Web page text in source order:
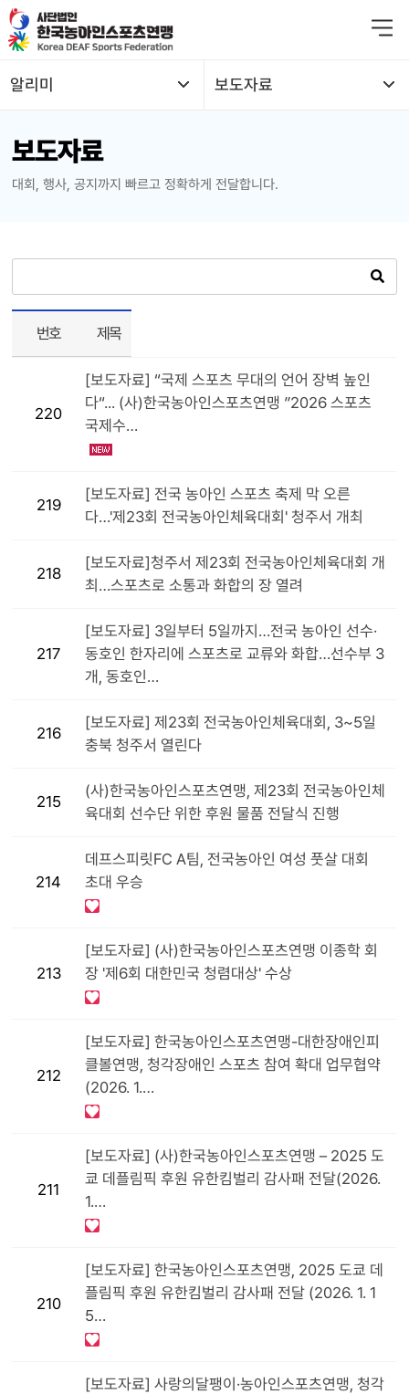
본문 바로가기
열기
열기
열기
알리미 보도자료
보도자료
대회, 행사, 공지까지 빠르고 정확하게 전달합니다.
번호 제목
220
[보도자료] “국제 스포츠 무대의 언어 장벽 높인
다“... (사)한국농아인스포츠연맹 ”2026 스포츠
국제수…
219
[보도자료] 전국 농아인 스포츠 축제 막 오른
다…'제23회 전국농아인체육대회' 청주서 개최
218
[보도자료]청주서 제23회 전국농아인체육대회 개
최…스포츠로 소통과 화합의 장 열려
217
[보도자료] 3일부터 5일까지…전국 농아인 선수·
동호인 한자리에 스포츠로 교류와 화합…선수부 3
개, 동호인…
216
[보도자료] 제23회 전국농아인체육대회, 3~5일
충북 청주서 열린다
215
(사)한국농아인스포츠연맹, 제23회 전국농아인체
육대회 선수단 위한 후원 물품 전달식 진행
214
데프스피릿FC A팀, 전국농아인 여성 풋살 대회
초대 우승
213
[보도자료] (사)한국농아인스포츠연맹 이종학 회
장 '제6회 대한민국 청렴대상' 수상
212
[보도자료] 한국농아인스포츠연맹-대한장애인피
클볼연맹, 청각장애인 스포츠 참여 확대 업무협약
(2026. 1.…
211
[보도자료] (사)한국농아인스포츠연맹 – 2025 도
쿄 데플림픽 후원 유한킴벌리 감사패 전달(2026.
1.…
210
[보도자료] 한국농아인스포츠연맹, 2025 도쿄 데
플림픽 후원 유한킴벌리 감사패 전달 (2026. 1. 1
5…
[보도자료] 사랑의달팽이·농아인스포츠연맹, 청각